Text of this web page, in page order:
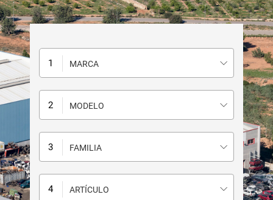
MARCA
MODELO
FAMILIA
ARTÍCULO